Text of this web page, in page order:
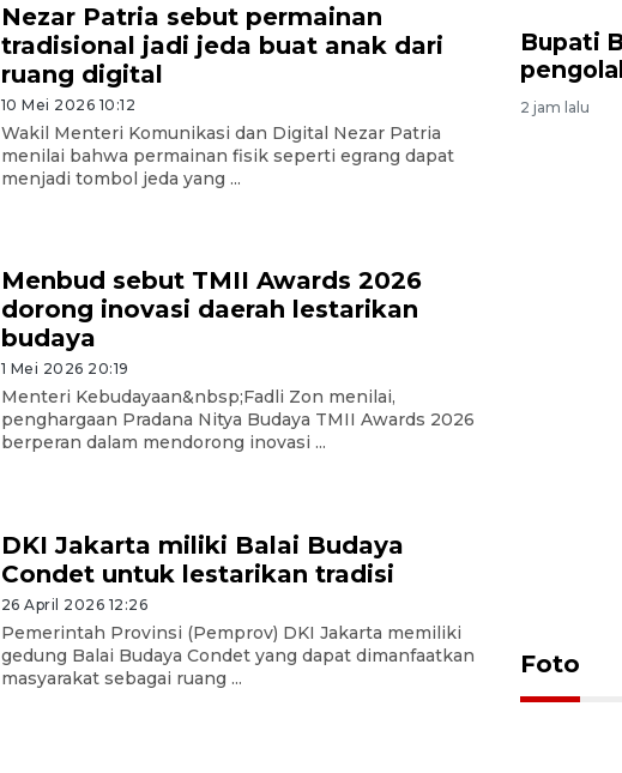
Nezar Patria sebut permainan
tradisional jadi jeda buat anak dari
ruang digital
10 Mei 2026 10:12
Wakil Menteri Komunikasi dan Digital Nezar Patria
menilai bahwa permainan fisik seperti egrang dapat
menjadi tombol jeda yang ...
Menbud sebut TMII Awards 2026
dorong inovasi daerah lestarikan
budaya
1 Mei 2026 20:19
Menteri Kebudayaan&nbsp;Fadli Zon menilai,
penghargaan Pradana Nitya Budaya TMII Awards 2026
berperan dalam mendorong inovasi ...
DKI Jakarta miliki Balai Budaya
Condet untuk lestarikan tradisi
26 April 2026 12:26
Pemerintah Provinsi (Pemprov) DKI Jakarta memiliki
gedung Balai Budaya Condet yang dapat dimanfaatkan
masyarakat sebagai ruang ...
Bupati
2 jam lalu
Foto